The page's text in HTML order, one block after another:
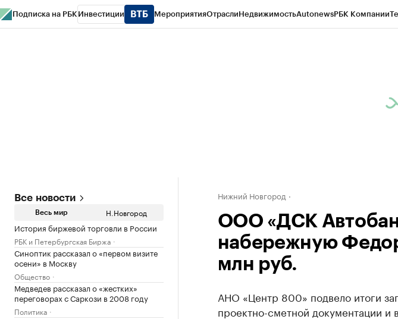
Подписка на РБК Инвестиции МероприятияОтраслиНедвижимостьAutonewsРБК Компании
Все новости
Весь мир Н.Новгород
История биржевой торговли в России
РБК и Петербургская Биржа
Синоптик рассказал о «первом визите
осени» в Москву
Общество
Медведев рассказал о «жестких»
переговорах с Саркози в 2008 году
Политика
Нижний Новгород
ООО «ДСК
набережную
млн руб.
АНО «Центр 800» подвело итоги
проектно-сметной документации и